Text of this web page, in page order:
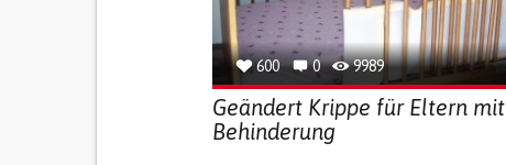
600 0 9989
Geändert Krippe für Eltern mit
Behinderung